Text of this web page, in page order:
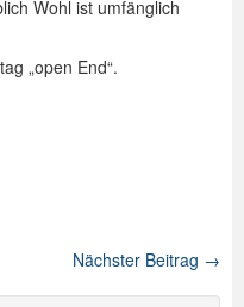
Wohl ist umfänglich
„open End“.
Nächster Beitrag →